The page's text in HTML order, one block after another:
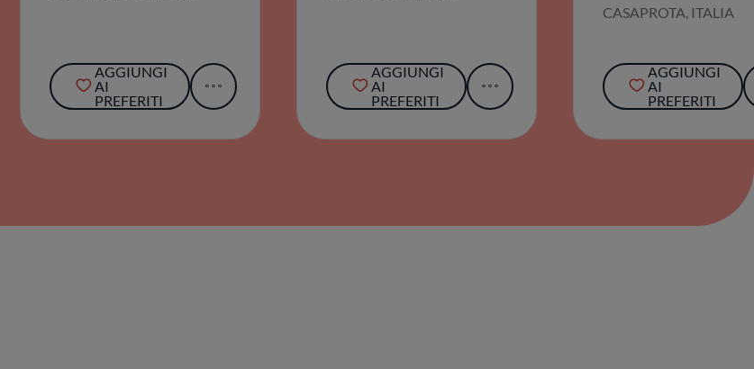
AGGIUNGI
AI
PREFERITI
AGGIUNGI
AI
PREFERITI
CASAPROTA, ITALIA
AGGIUNGI
AI
PREFERITI